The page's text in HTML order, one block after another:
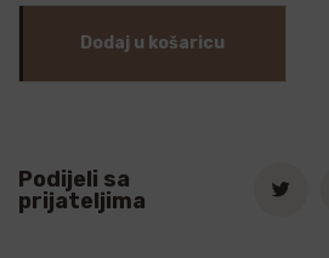
Dodaj u košaricu
Podijeli sa
prijateljima